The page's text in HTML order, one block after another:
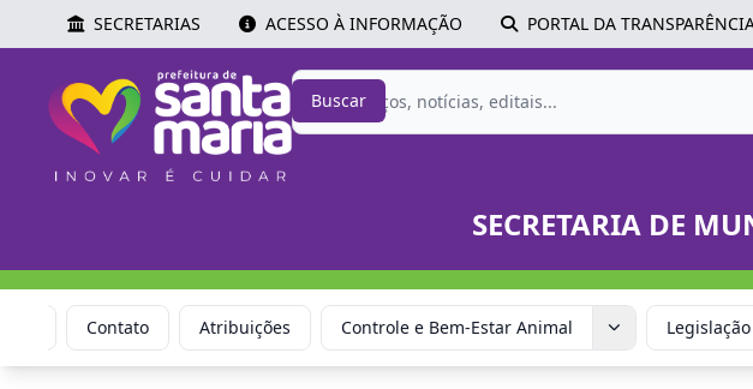
SECRETARIAS ACESSO À INFORMAÇÃO PORTAL DA
Buscar
SECRETARIA DE
Contato Atribuições Controle e Bem-Estar Animal Legislação